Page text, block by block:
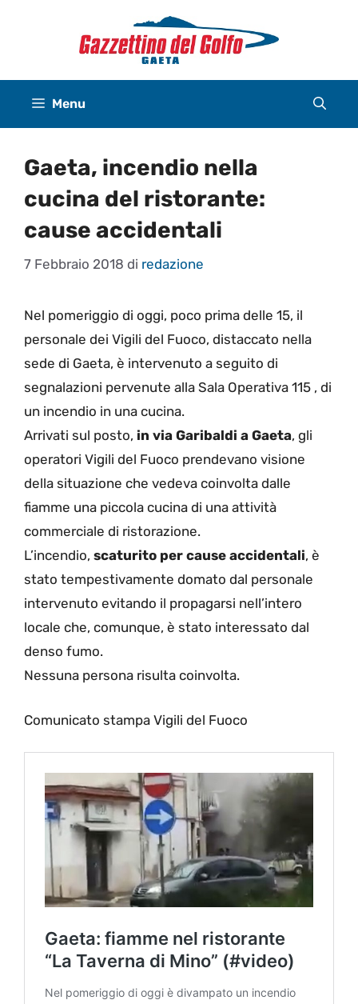
Menu
Gaeta, incendio nella
cucina del ristorante:
cause accidentali
7 Febbraio 2018 di redazione
Nel pomeriggio di oggi, poco prima delle 15, il
personale dei Vigili del Fuoco, distaccato nella
sede di Gaeta, è intervenuto a seguito di
segnalazioni pervenute alla Sala Operativa 115 , di
un incendio in una cucina.
Arrivati sul posto, in via Garibaldi a Gaeta, gli
operatori Vigili del Fuoco prendevano visione
della situazione che vedeva coinvolta dalle
fiamme una piccola cucina di una attività
commerciale di ristorazione.
L’incendio, scaturito per cause accidentali, è
stato tempestivamente domato dal personale
intervenuto evitando il propagarsi nell’intero
locale che, comunque, è stato interessato dal
denso fumo.
Nessuna persona risulta coinvolta.
Comunicato stampa Vigili del Fuoco